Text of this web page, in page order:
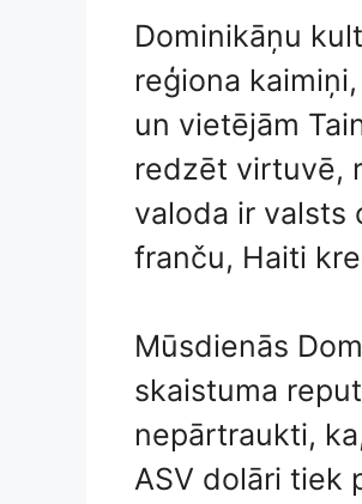
Dominikāņu
reģiona
un vietējām
redzēt virtuvē,
valoda ir valsts
franču, Haiti
Mūsdienās
skaistuma
nepārtraukti,
ASV dolāri tiek